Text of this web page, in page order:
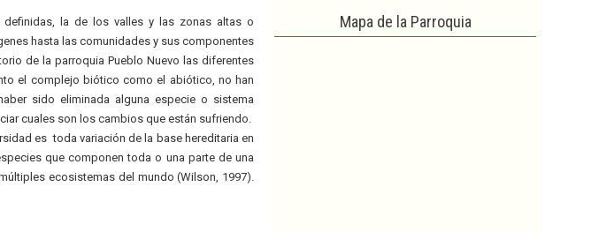
la de los valles y las zonas altas o
hasta las comunidades y sus componentes
de la parroquia Pueblo Nuevo las diferentes
el complejo biótico como el abiótico, no han
sido eliminada alguna especie o sistema
cuales son los cambios que están sufriendo.
es toda variación de la base hereditaria en
que componen toda o una parte de una
ecosistemas del mundo (Wilson, 1997).
Mapa de la Parroquia